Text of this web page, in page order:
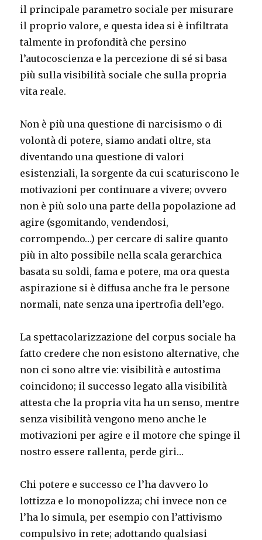
il principale parametro sociale per misurare
il proprio valore, e questa idea si è infiltrata
talmente in profondità che persino
l’autocoscienza e la percezione di sé si basa
più sulla visibilità sociale che sulla propria
vita reale.
Non è più una questione di narcisismo o di
volontà di potere, siamo andati oltre, sta
diventando una questione di valori
esistenziali, la sorgente da cui scaturiscono le
motivazioni per continuare a vivere; ovvero
non è più solo una parte della popolazione ad
agire (sgomitando, vendendosi,
corrompendo…) per cercare di salire quanto
più in alto possibile nella scala gerarchica
basata su soldi, fama e potere, ma ora questa
aspirazione si è diffusa anche fra le persone
normali, nate senza una ipertrofia dell’ego.
La spettacolarizzazione del corpus sociale ha
fatto credere che non esistono alternative, che
non ci sono altre vie: visibilità e autostima
coincidono; il successo legato alla visibilità
attesta che la propria vita ha un senso, mentre
senza visibilità vengono meno anche le
motivazioni per agire e il motore che spinge il
nostro essere rallenta, perde giri…
Chi potere e successo ce l’ha davvero lo
lottizza e lo monopolizza; chi invece non ce
l’ha lo simula, per esempio con l’attivismo
compulsivo in rete; adottando qualsiasi